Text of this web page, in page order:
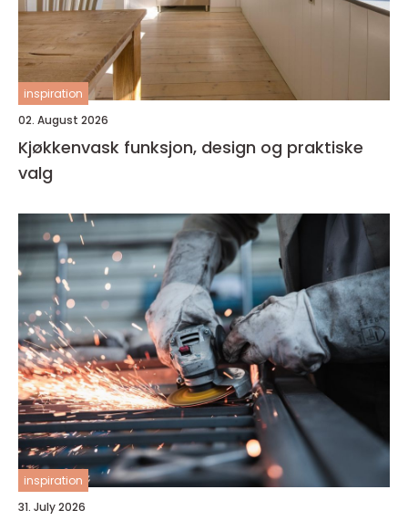
inspiration
02. August 2026
Kjøkkenvask funksjon, design og praktiske
valg
inspiration
31. July 2026